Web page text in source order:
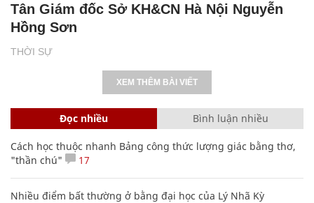
THỜI SỰ
Tân Giám đốc Sở KH&CN Hà Nội Nguyễn
Hồng Sơn
XEM THÊM BÀI VIẾT
Đọc nhiều Bình luận nhiều
Cách học thuộc nhanh Bảng công thức lượng giác bằng thơ,
"thần chú"
17
Nhiều điểm bất thường ở bằng đại học của Lý Nhã Kỳ